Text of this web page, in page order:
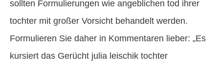
sollten Formulierungen wie angeblichen tod ihrer
tochter mit großer Vorsicht behandelt werden.
Formulieren Sie daher in Kommentaren lieber: „Es
kursiert das Gerücht julia leischik tochter